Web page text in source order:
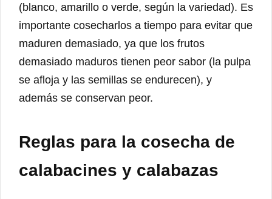
(blanco, amarillo o verde, según la variedad). Es
importante cosecharlos a tiempo para evitar que
maduren demasiado, ya que los frutos
demasiado maduros tienen peor sabor (la pulpa
se afloja y las semillas se endurecen), y
además se conservan peor.
Reglas para la cosecha de
calabacines y calabazas